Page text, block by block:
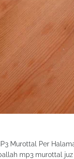
Murottal Per
mp3 murottal